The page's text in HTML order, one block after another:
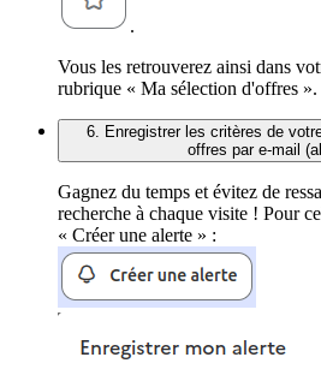
.
Vous les retrouverez ainsi dans
rubrique « Ma sélection d'offres ».
6. Enregistrer les critères de
offres par e-mail
Gagnez du temps et évitez de
recherche à chaque visite ! Pour
« Créer une alerte » :